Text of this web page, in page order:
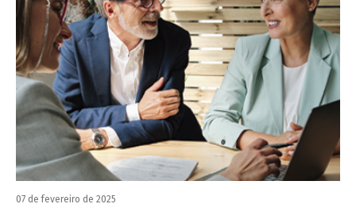
07 de fevereiro de 2025